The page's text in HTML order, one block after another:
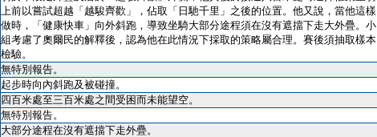
上前以嘗試超越「越駿齊歡」，佔取「日馳千里」之後的位置。他又說，當他這樣
做時，「健康快車」向外斜跑，導致坐騎大部分途程須在沒有遮擋下走大外疊。小
組考慮了奧爾民的解釋後，認為他在此情況下採取的策略屬合理。賽後須抽取樣本
檢驗。
無特別報告。
起步時向內斜跑及被碰撞。
四百米處至三百米處之間受困而未能望空。
無特別報告。
大部分途程在沒有遮擋下走外疊。